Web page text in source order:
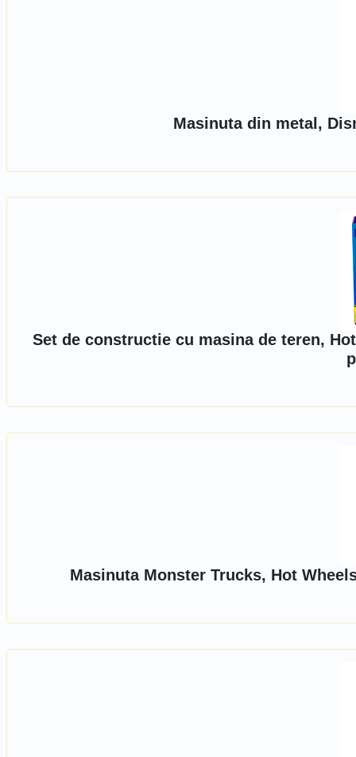
Masinuta din metal,
Set de constructie cu masina de teren,
Masinuta Monster Trucks, Hot